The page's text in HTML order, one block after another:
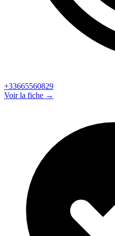
+33665560829
Voir la fiche →